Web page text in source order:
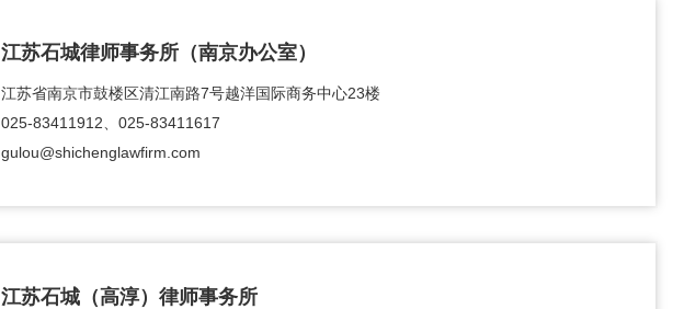
江苏石城律师事务所（南京办公室）
江苏省南京市鼓楼区清江南路7号越洋国际商务中心23楼
025-83411912、025-83411617
gulou@shichenglawfirm.com
江苏石城（高淳）律师事务所